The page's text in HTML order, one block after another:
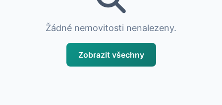
Žádné nemovitosti nenalezeny.
Zobrazit všechny